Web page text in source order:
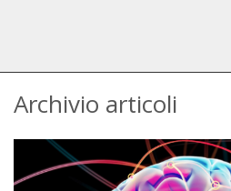
Archivio articoli